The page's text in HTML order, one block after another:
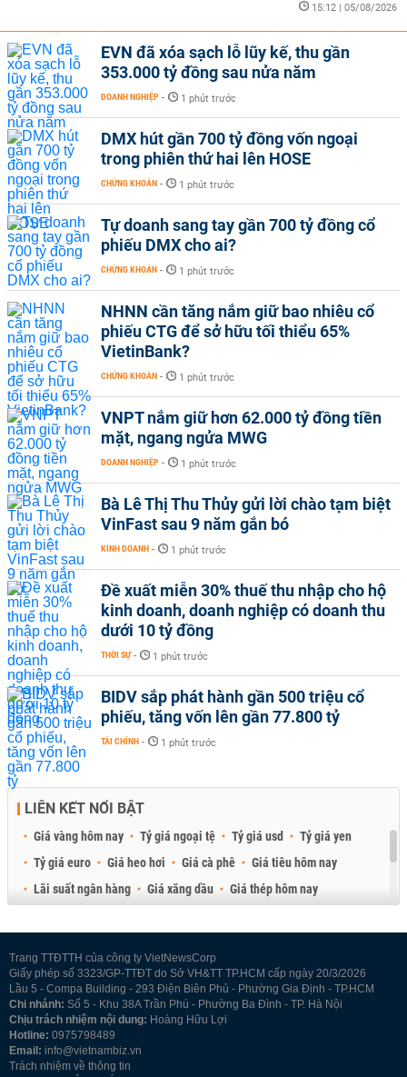
15:12 | 05/08/2026
EVN đã xóa sạch lỗ lũy kế, thu gần
353.000 tỷ đồng sau nửa năm
DOANH NGHIỆP - 1 phút trước
DMX hút gần 700 tỷ đồng vốn ngoại
trong phiên thứ hai lên HOSE
CHỨNG KHOÁN - 1 phút trước
Tự doanh sang tay gần 700 tỷ đồng cổ
phiếu DMX cho ai?
CHỨNG KHOÁN - 1 phút trước
NHNN cần tăng nắm giữ bao nhiêu cổ
phiếu CTG để sở hữu tối thiểu 65%
VietinBank?
CHỨNG KHOÁN - 1 phút trước
VNPT nắm giữ hơn 62.000 tỷ đồng tiền
mặt, ngang ngửa MWG
DOANH NGHIỆP - 1 phút trước
Bà Lê Thị Thu Thủy gửi lời chào tạm biệt
VinFast sau 9 năm gắn bó
KINH DOANH - 1 phút trước
Đề xuất miễn 30% thuế thu nhập cho hộ
kinh doanh, doanh nghiệp có doanh thu
dưới 10 tỷ đồng
THỜI SỰ - 1 phút trước
BIDV sắp phát hành gần 500 triệu cổ
phiếu, tăng vốn lên gần 77.800 tỷ
TÀI CHÍNH - 1 phút trước
LIÊN KẾT NỔI BẬT
Giá vàng hôm nay Tỷ giá ngoại tệ Tỷ giá usd
Tỷ giá yen
Tỷ giá euro
Giá heo hơi Giá cà phê
Giá tiêu hôm nay
Lãi suất ngân hàng
Giá xăng dầu
Giá thép hôm nay
Trang TTĐTTH của công ty VietNewsCorp
Giấy phép số 3323/GP-TTĐT do Sở VH&TT TP.HCM cấp ngày 20/3/2026
Lầu 5 - Compa Building - 293 Điện Biên Phủ - Phường Gia Định - TP.HCM
Chi nhánh: Số 5 - Khu 38A Trần Phú - Phường Ba Đình - TP. Hà Nội
Chịu trách nhiệm nội dung: Hoàng Hữu Lợi
Hotline: 0975798489
Email: info@vietnambiz.vn
Trách nhiệm về thông tin